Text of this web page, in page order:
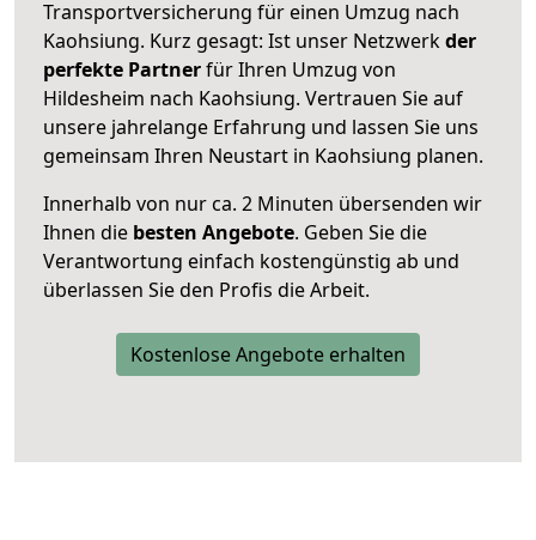
Transportversicherung für einen Umzug nach
Kaohsiung. Kurz gesagt: Ist unser Netzwerkder
perfekte Partnerfür Ihren Umzug von
Hildesheim nach Kaohsiung. Vertrauen Sie auf
unsere jahrelange Erfahrung und lassen Sie uns
gemeinsam Ihren Neustart in Kaohsiung planen.
Innerhalb von nur ca. 2 Minuten übersenden wir
Ihnen die besten Angebote. Geben Sie die
Verantwortung einfach kostengünstig ab und
überlassen Sie den Profis die Arbeit.
Kostenlose Angebote erhalten